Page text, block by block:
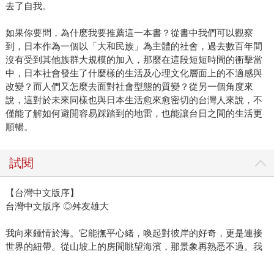
去了自我。
如果你要問，為什麽我要推薦這一本書？從書中我們可以觀察
到，日本作為一個以「大和民族」為主體的社會，過去數百年間
沒有受到其他族群大規模的加入，那麼在這段短短時間的衝擊當
中，日本社會發生了什麼樣的生活及心理文化層面上的不適感與
改變？而人們又怎麼去面對社會型態的質變？從另一個角度來
說，這對於未來同樣也與日本生活愈來愈密切的台灣人來說，不
僅能了解如何避開容易踩踏到的地雷，也能讓台日之間的生活更
順暢。
試閱
【台灣中文版序】
台灣中文版序 ◎舛友雄大
我向來鍾情於海。它能撫平心緒，喚起對彼岸的好奇，更是連接
世界的紐帶。從山坡上的房間眺望海濱，那景象再熟悉不過。我